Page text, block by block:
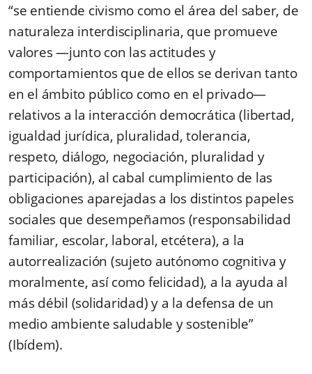
“se entiende civismo como el área del saber, de
naturaleza interdisciplinaria, que promueve
valores —junto con las actitudes y
comportamientos que de ellos se derivan tanto
en el ámbito público como en el privado—
relativos a la interacción democrática (libertad,
igualdad jurídica, pluralidad, tolerancia,
respeto, diálogo, negociación, pluralidad y
participación), al cabal cumplimiento de las
obligaciones aparejadas a los distintos papeles
sociales que desempeñamos (responsabilidad
familiar, escolar, laboral, etcétera), a la
autorrealización (sujeto autónomo cognitiva y
moralmente, así como felicidad), a la ayuda al
más débil (solidaridad) y a la defensa de un
medio ambiente saludable y sostenible”
(Ibídem).